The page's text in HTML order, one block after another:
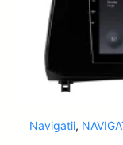
Navigatii,